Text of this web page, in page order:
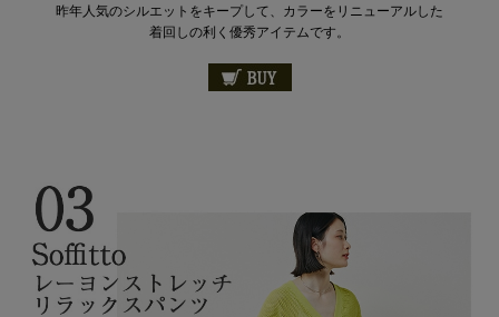
昨年人気のシルエットをキープして、カラーをリニューアルした
着回しの利く優秀アイテムです。